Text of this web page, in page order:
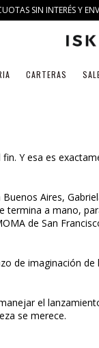
SIN INTERÉS Y
CARTERAS
Y esa es
Aires,
termina a mano,
de San
de imaginación
el
se merece.